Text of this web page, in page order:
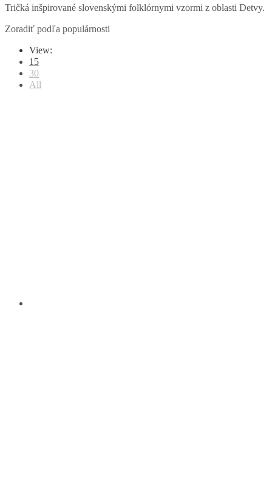
Tričká inšpirované slovenskými folklórnymi vzormi z oblasti Detvy.
Zoradiť podľa populárnosti
View:
15
30
All